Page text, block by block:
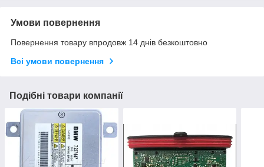
Умови повернення
Повернення товару впродовж 14 днів безкоштовно
Всі умови повернення
Подібні товари компанії